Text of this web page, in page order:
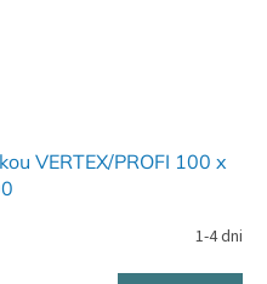
VERTEX/PROFI 100 x
1-4 dni